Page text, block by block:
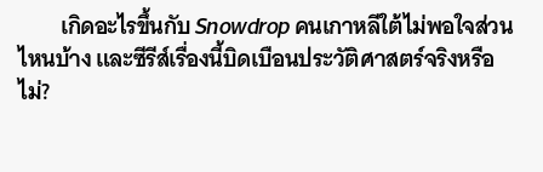
เกิดอะไรขึ้นกับSnowdropคนเกาหลีใต้ไม่พอใจส่วน
ไหนบ้าง และซีรีส์เรื่องนี้บิดเบือนประวัติศาสตร์จริงหรือ
ไม่?